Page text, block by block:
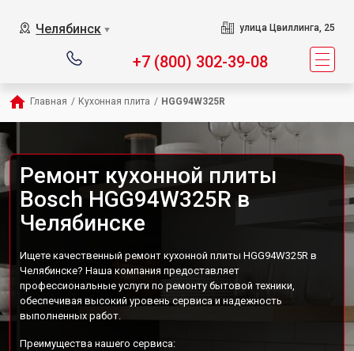
Челябинск ▼ улица Цвиллинга, 25
+7 (800) 302-39-08
Главная / Кухонная плита / HGG94W325R
Ремонт кухонной плиты
Bosch HGG94W325R в
Челябинске
Ищете качественный ремонт кухонной плиты HGG94W325R в
Челябинске? Наша компания предоставляет
профессиональные услуги по ремонту бытовой техники,
обеспечивая высокий уровень сервиса и надежность
выполненных работ.
Преимущества нашего сервиса: